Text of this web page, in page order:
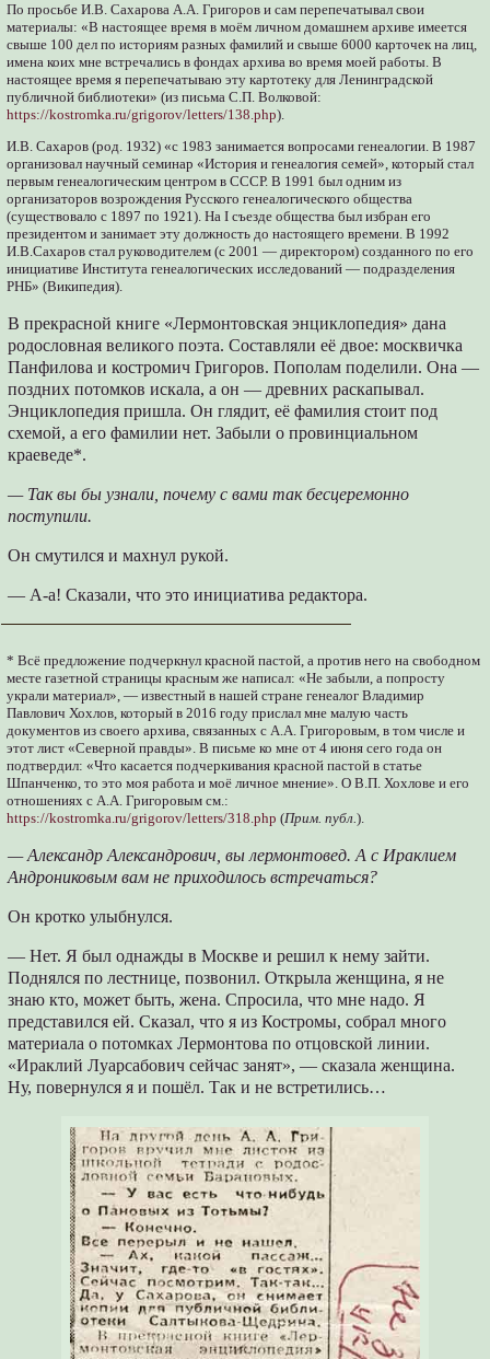
По просьбе И.В. Сахарова А.А. Григоров и сам перепечатывал свои
материалы: «В настоящее время в моём личном домашнем архиве имеется
свыше 100 дел по историям разных фамилий и свыше 6000 карточек на лиц,
имена коих мне встречались в фондах архива во время моей работы. В
настоящее время я перепечатываю эту картотеку для Ленинградской
публичной библиотеки» (из письма С.П. Волковой:
https://kostromka.ru/grigorov/letters/138.php).
И.В. Сахаров (род. 1932) «с 1983 занимается вопросами генеалогии. В 1987
организовал научный семинар «История и генеалогия семей», который стал
первым генеалогическим центром в СССР. В 1991 был одним из
организаторов возрождения Русского генеалогического общества
(существовало с 1897 по 1921). На I съезде общества был избран его
президентом и занимает эту должность до настоящего времени. В 1992
И.В.Сахаров стал руководителем (с 2001 — директором) созданного по его
инициативе Института генеалогических исследований — подразделения
РНБ» (Википедия).
В прекрасной книге «Лермонтовская энциклопедия» дана
родословная великого поэта. Составляли её двое: москвичка
Панфилова и костромич Григоров. Пополам поделили. Она —
поздних потомков искала, а он — древних раскапывал.
Энциклопедия пришла. Он глядит, её фамилия стоит под
схемой, а его фамилии нет. Забыли о провинциальном
краеведе*.
— Так вы бы узнали, почему с вами так бесцеремонно
поступили.
Он смутился и махнул рукой.
— А-а! Сказали, что это инициатива редактора.
* Всё предложение подчеркнул красной пастой, а против него на свободном
месте газетной страницы красным же написал: «Не забыли, а попросту
украли материал», — известный в нашей стране генеалог Владимир
Павлович Хохлов, который в 2016 году прислал мне малую часть
документов из своего архива, связанных с А.А. Григоровым, в том числе и
этот лист «Северной правды». В письме ко мне от 4 июня сего года он
подтвердил: «Что касается подчеркивания красной пастой в статье
Шпанченко, то это моя работа и моё личное мнение». О В.П. Хохлове и его
отношениях с А.А. Григоровым см.:
https://kostromka.ru/grigorov/letters/318.php (Прим. публ.).
— Александр Александрович, вы лермонтовед. А с Ираклием
Андрониковым вам не приходилось встречаться?
Он кротко улыбнулся.
— Нет. Я был однажды в Москве и решил к нему зайти.
Поднялся по лестнице, позвонил. Открыла женщина, я не
знаю кто, может быть, жена. Спросила, что мне надо. Я
представился ей. Сказал, что я из Костромы, собрал много
материала о потомках Лермонтова по отцовской линии.
«Ираклий Луарсабович сейчас занят», — сказала женщина.
Ну, повернулся я и пошёл. Так и не встретились…